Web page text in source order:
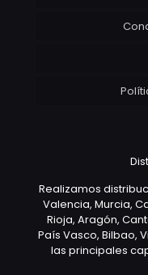
Realizamos
Valencia, Murcia,
Rioja, Aragón,
País Vasco, Bilbao,
las principales